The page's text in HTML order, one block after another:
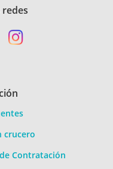
redes
crucero
Contratación